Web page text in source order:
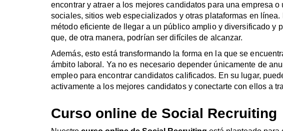
encontrar y atraer a los mejores candidatos para una empresa
sociales, sitios web especializados y otras plataformas en
método eficiente de llegar a un público amplio y diversificado y
que, de otra manera, podrían ser difíciles de alcanzar.
Además, esto está transformando la forma en la que se
ámbito laboral. Ya no es necesario depender únicamente de
empleo para encontrar candidatos calificados. En su lugar,
activamente a los mejores candidatos y conectarte con ellos a
Curso online de Social Recruiting